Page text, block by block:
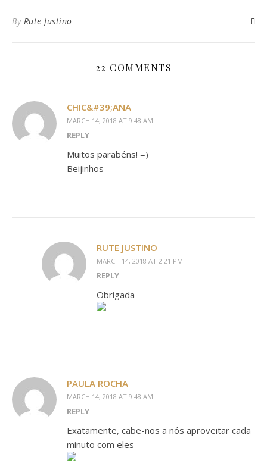
By Rute Justino
22 COMMENTS
CHIC&#39;ANA
MARCH 14, 2018 AT 9:48 AM
REPLY
Muitos parabéns! =)
Beijinhos
RUTE JUSTINO
MARCH 14, 2018 AT 2:21 PM
REPLY
Obrigada
PAULA ROCHA
MARCH 14, 2018 AT 9:48 AM
REPLY
Exatamente, cabe-nos a nós aproveitar cada
minuto com eles